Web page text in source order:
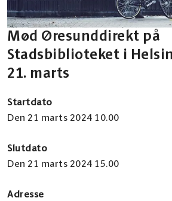
Mød Øresunddirekt på
Stadsbiblioteket i
21. marts
Startdato
Den 21 marts 2024 10.00
Slutdato
Den 21 marts 2024 15.00
Adresse